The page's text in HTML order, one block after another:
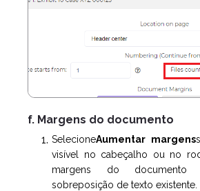
f. Margens do documento
SelecioneAumentar margens
visível no cabeçalho ou no
margens do
sobreposição de texto existente.